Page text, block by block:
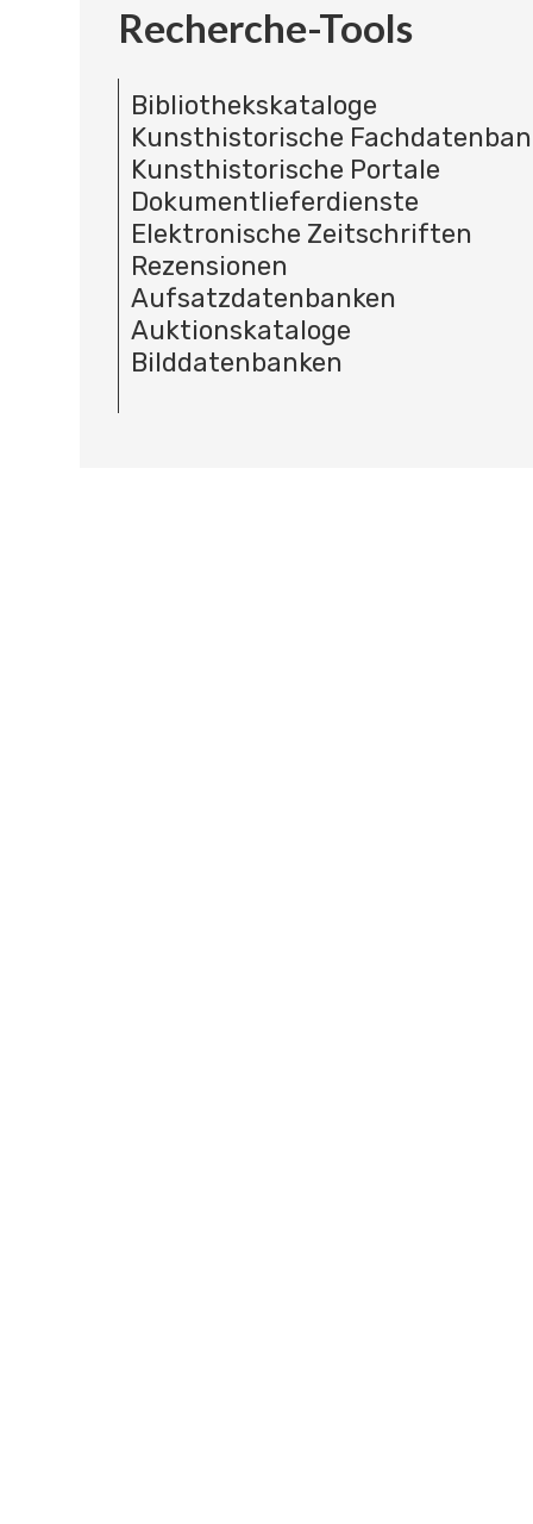
Recherche-Tools
Bibliothekskataloge
Kunsthistorische
Kunsthistorische Portale
Dokumentlieferdienste
Elektronische Zeitschriften
Rezensionen
Aufsatzdatenbanken
Auktionskataloge
Bilddatenbanken